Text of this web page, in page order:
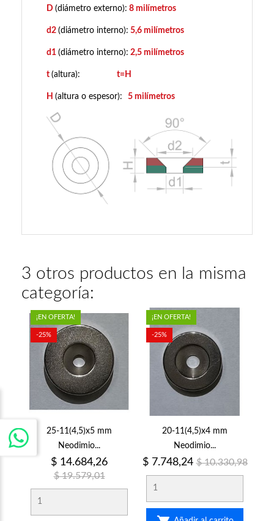
D (diámetro externo): 8 milímetros
d2 (diámetro interno): 5,6 milímetros
d1 (diámetro interno): 2,5 milímetros
t (altura): t=H
H (altura o espesor): 5 milímetros
3 otros productos en la misma
categoría:
25-11(4,5)x5 mm
Neodimio...
Precio
$ 14.684,26Precio
$ 19.579,01
¡EN OFERTA!
-25%
20-11(4,5)x4 mm
Neodimio...
Precio
$ 7.748,24 Precio
regular
$ 10.330,98
¡EN OFERTA!
-25%